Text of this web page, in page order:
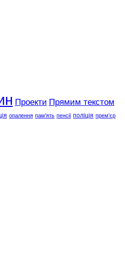
Проекти Прямим текстом
опалення пам'ять пенсії поліція прем'єр